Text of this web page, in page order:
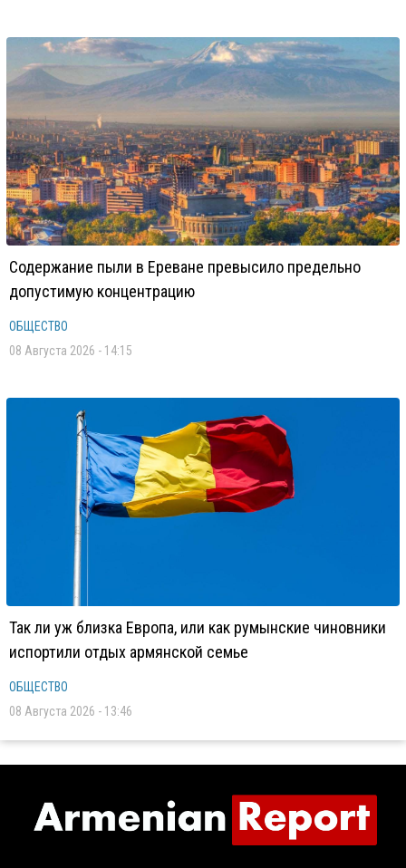
Содержание пыли в Ереване превысило предельно
допустимую концентрацию
ОБЩЕСТВО
08 Августа 2026 - 14:15
Так ли уж близка Европа, или как румынские чиновники
испортили отдых армянской семье
ОБЩЕСТВО
08 Августа 2026 - 13:46